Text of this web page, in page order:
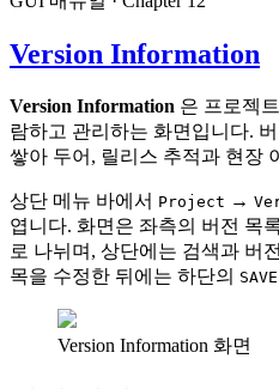
Version Information
Version Information 은 프로젝
람하고 관리하는 화면입니다.
쌓아 두어, 릴리스 추적과 현장
상단 메뉴 바에서 Project →
엽니다. 화면은 좌측의 버전 목
로 나뉘며, 상단에는 검색과 버
목을 수정한 뒤에는 하단의 SAVE
Version Information 화면